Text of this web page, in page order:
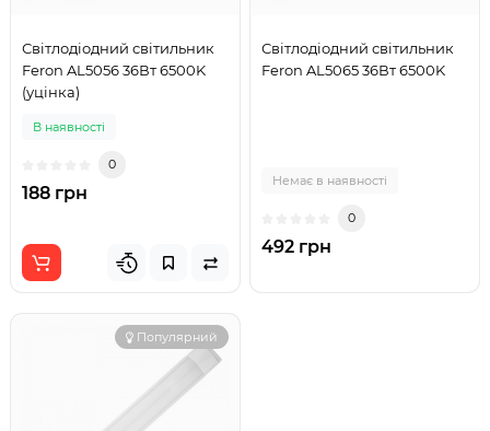
Світлодіодний світильник
Feron AL5056 36Вт 6500K
(уцінка)
В наявності
0
188 грн
Світлодіодний світильник
Feron AL5065 36Вт 6500K
Немає в наявності
0
492 грн
Популярний